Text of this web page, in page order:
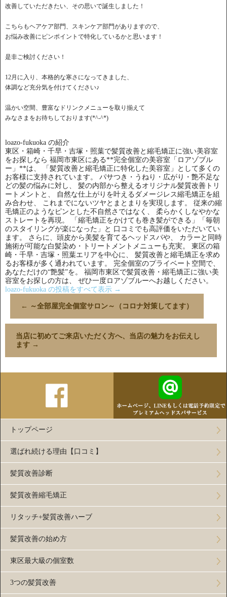
改善していただきたい、その思いで誕生しました！
こちらもヘアケア部門、スキンケア部門がありますので、
お悩み改善にピンポイントで特化しているかと思います！
是非ご検討ください！
12月に入り、本格的な寒さになってきました、
体調など充分気を付けてください♪
温かい空間、豊富なドリンクメニューを取り揃えて
みなさまをお待ちしております(*^-^*)
loazo-fukuoka の紹介
東区・箱崎・千早・吉塚・照葉で髪質改善と縮毛矯正に強い美容室
をお探しなら 福岡市東区にある**完全個室の美容室「ロアゾブル
ー」**は、 「髪質改善と縮毛矯正に特化した美容室」として多くの
お客様に支持されています。 パサつき・うねり・広がり・艶不足な
どの髪の悩みに対し、 髪の内部から整えるオリジナル髪質改善トリ
ートメントと、 自然な仕上がりを叶えるダメージレス縮毛矯正を組
み合わせ、 これまでにないツヤとまとまりを実現します。 従来の縮
毛矯正のようなピンとした不自然さではなく、 柔らかくしなやかな
ストレートを再現。 「縮毛矯正をかけても巻き髪ができる」「毎朝
のスタイリングが楽になった」と 口コミでも高評価をいただいてい
ます。 さらに、頭皮から美髪を育てるヘッドスパや、 カラーと同時
施術が可能な白髪染め・トリートメントメニューも充実。 東区の箱
崎・千早・吉塚・照葉エリアを中心に、 髪質改善と縮毛矯正を求め
るお客様が多く通われています。 完全個室のプライベート空間で、
あなただけの“艶髪”を。 福岡市東区で髪質改善・縮毛矯正に強い美
容室をお探しの方は、 ぜひ一度ロアゾブルーへお越しください。
loazo-fukuoka の投稿をすべて表示 →
← ～全部屋完全個室サロン～（コロナ対策してます）
当店に初めてご来店いただく方へ、当店の魅力をお伝えし
ます →
トップページ
選ばれ続ける理由【口コミ】
髪質改善診断
髪質改善縮毛矯正
リタッチ+髪質改善ハーブ
髪質改善の始め方
東区最大級の個室数
3つの髪質改善